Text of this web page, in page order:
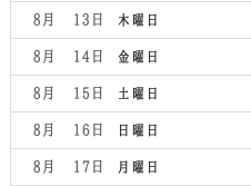
木曜日
8月 13
金曜日
8月 14
土曜日
8月 15
日曜日
8月 16
月曜日
8月 17